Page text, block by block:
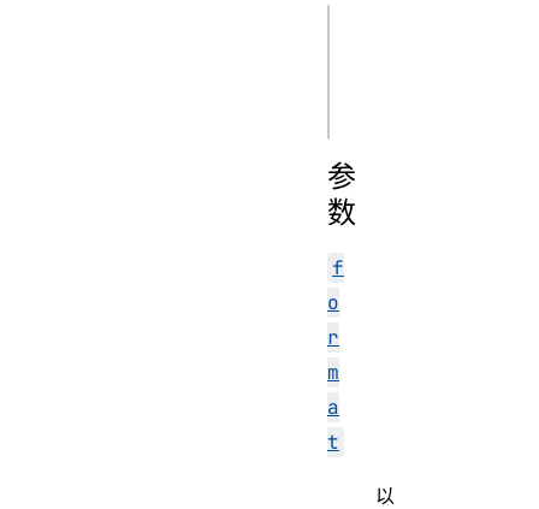
参
数
f
o
r
m
a
t
以